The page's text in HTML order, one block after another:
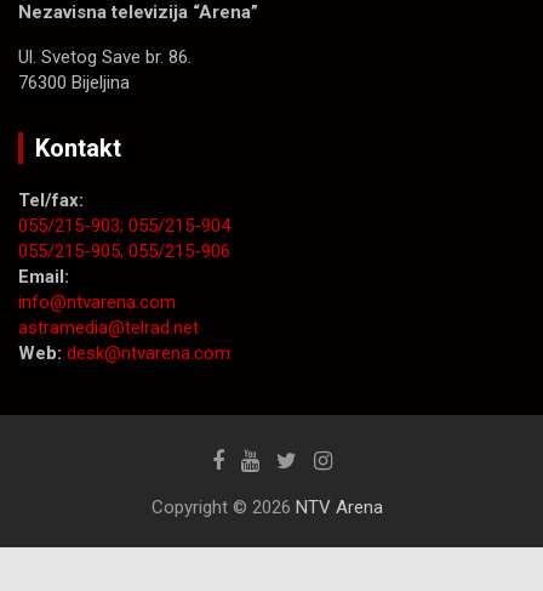
Nezavisna televizija “Arena”
Ul. Svetog Save br. 86.
76300 Bijeljina
Kontakt
Tel/fax:
055/215-903; 055/215-904
055/215-905; 055/215-906
Email:
info@ntvarena.com
astramedia@telrad.net
Web: desk@ntvarena.com
Copyright © 2026 NTV Arena